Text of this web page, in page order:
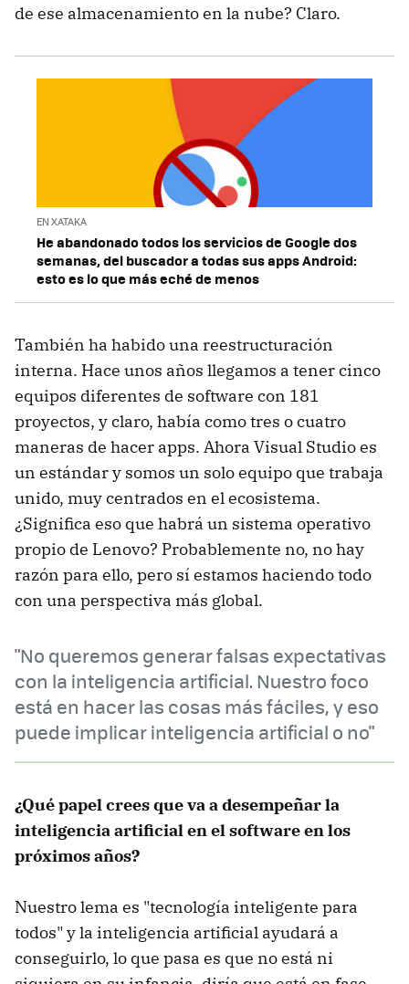
de ese almacenamiento en la nube? Claro.
EN XATAKA
He abandonado todos los servicios de Google dos
semanas, del buscador a todas sus apps Android:
esto es lo que más eché de menos
También ha habido una reestructuración
interna. Hace unos años llegamos a tener cinco
equipos diferentes de software con 181
proyectos, y claro, había como tres o cuatro
maneras de hacer apps. Ahora Visual Studio es
un estándar y somos un solo equipo que trabaja
unido, muy centrados en el ecosistema.
¿Significa eso que habrá un sistema operativo
propio de Lenovo? Probablemente no, no hay
razón para ello, pero sí estamos haciendo todo
con una perspectiva más global.
"No queremos generar falsas expectativas
con la inteligencia artificial. Nuestro foco
está en hacer las cosas más fáciles, y eso
puede implicar inteligencia artificial o no"
¿Qué papel crees que va a desempeñar la
inteligencia artificial en el software en los
próximos años?
Nuestro lema es "tecnología inteligente para
todos" y la inteligencia artificial ayudará a
conseguirlo, lo que pasa es que no está ni